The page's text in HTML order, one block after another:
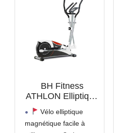
BH Fitness
ATHLON Elliptique
Unisex-Adult,
Blanc, Unica
Vélo elliptique
magnétique facile à